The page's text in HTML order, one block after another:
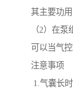
其主要功
（2）在
可以当气控
注意事项
1.气囊长